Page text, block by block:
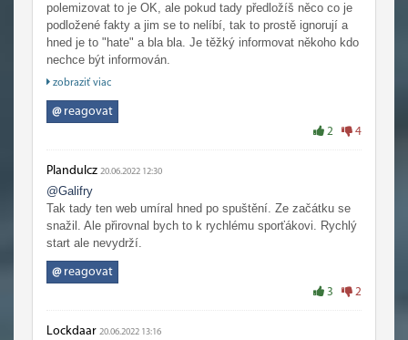
polemizovat to je OK, ale pokud tady předložíš něco co je
podložené fakty a jim se to nelíbí, tak to prostě ignorují a
hned je to "hate" a bla bla. Je těžký informovat někoho kdo
nechce být informován.
myslím, že i to by mělo mít své hranice. Dost lidí by chtělo
českou verzi Wowheadu a na to tedy člověk musí mít
o "Immoralu" to je s prominutím na zvracení.
zobraziť viac
@reagovat
2 4
Plandulcz 20.06.2022 12:30
@Galifry
Tak tady ten web umíral hned po spuštění. Ze začátku se
snažil. Ale přirovnal bych to k rychlému sporťákovi. Rychlý
start ale nevydrží.
@reagovat
3 2
Lockdaar 20.06.2022 13:16